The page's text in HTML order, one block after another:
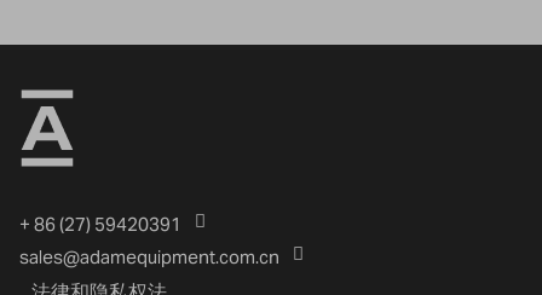
+ 86 (27) 59420391
sales@adamequipment.com.cn